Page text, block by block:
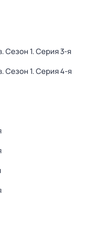
. Сезон 1. Серия 3-я
. Сезон 1. Серия 4-я